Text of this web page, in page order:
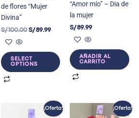
de flores “Mujer
Divina”
S/100.00 S/89.99
SELECT
OPTIONS
“Amor mío” – Dia de
la mujer
S/89.99
AÑADIR AL
CARRITO
¡Oferta!
precio
El
precio
¡Oferta!
El
precio
El
precio